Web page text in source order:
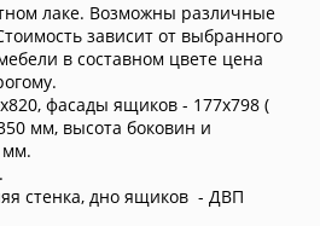
лаке. Возможны различные
зависит от выбранного
в составном цвете цена
фасады ящиков - 177х798 (
мм, высота боковин и
мм.
стенка, дно ящиков - ДВП